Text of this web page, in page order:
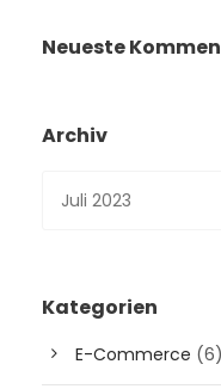
Neueste
Archiv
Kategorien
E-Commerce (6)